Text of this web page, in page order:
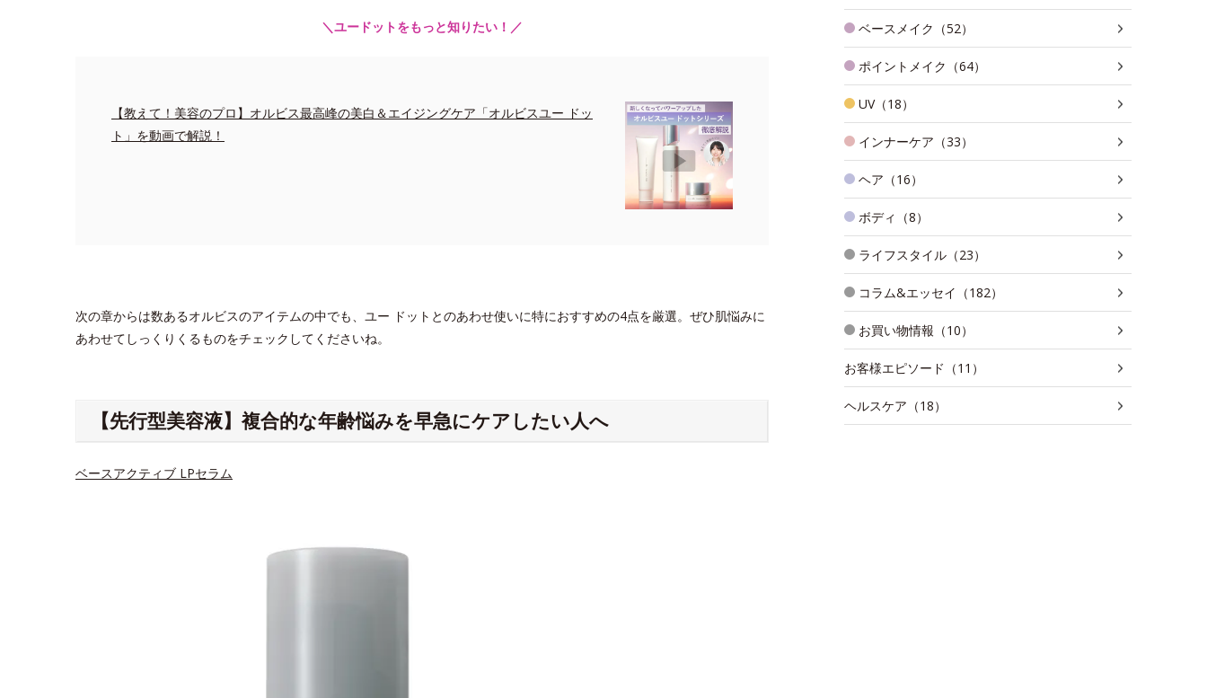
＼ユードットをもっと知りたい！／
【教えて！美容のプロ】オルビス最高峰の美白＆エイジングケア「オルビスユー ドッ
ト」を動画で解説！
次の章からは数あるオルビスのアイテムの中でも、ユー ドットとのあわせ使いに特におすすめの4点を厳選。ぜひ肌悩みに
あわせてしっくりくるものをチェックしてくださいね。
【先行型美容液】複合的な年齢悩みを早急にケアしたい人へ
ベースアクティブ LPセラム
ベースメイク（52）
ポイントメイク（64）
UV（18）
インナーケア（33）
ヘア（16）
ボディ（8）
ライフスタイル（23）
コラム&エッセイ（182）
お買い物情報（10）
お客様エピソード（11）
ヘルスケア（18）